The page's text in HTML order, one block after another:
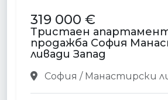
319 000 €
Тристаен
продажба София
ливади Запад
София / Манастирски